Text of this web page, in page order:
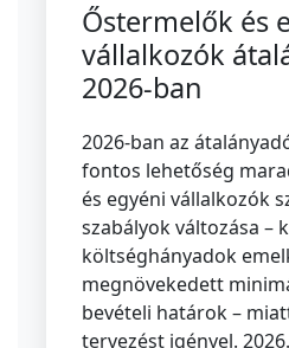
Őstermelők és
vállalkozók
2026-ban
2026-ban az
fontos lehetőség
és egyéni vállalkozók
szabályok változása –
költséghányadok
megnövekedett
bevételi határok –
tervezést igényel.